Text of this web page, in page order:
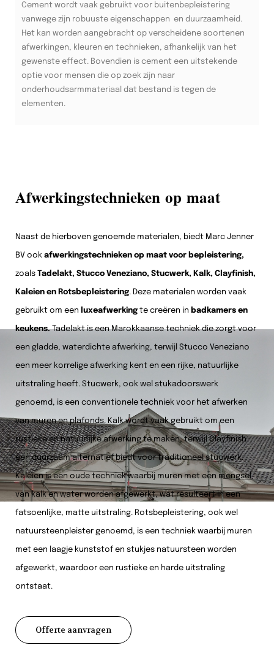
Cement wordt vaak gebruikt voor buitenbepleistering
vanwege zijn robuuste eigenschappen en duurzaamheid.
Het kan worden aangebracht op verscheidene soortenen
afwerkingen, kleuren en technieken, afhankelijk van het
gewenste effect. Bovendien is cement een uitstekende
optie voor mensen die op zoek zijn naar
onderhoudsarmmateriaal dat bestand is tegen de
elementen.
Afwerkingstechnieken op maat
Naast de hierboven genoemde materialen, biedt Marc Jenner
BV ook afwerkingstechnieken op maat voor bepleistering,
zoals Tadelakt, Stucco Veneziano, Stucwerk, Kalk, Clayfinish,
Kaleien en Rotsbepleistering. Deze materialen worden vaak
gebruikt om een luxeafwerking te creëren in badkamers en
keukens.Tadelakt is een Marokkaanse techniek die zorgt voor
een gladde, waterdichte afwerking, terwijl Stucco Veneziano
een meer korrelige afwerking kent en een rijke, natuurlijke
uitstraling heeft. Stucwerk, ook wel stukadoorswerk
genoemd, is een conventionele techniek voor het afwerken
van muren en plafonds. Kalk wordt vaak gebruikt om een
rustieke en natuurlijke afwerking te maken, terwijl Clayfinish
een duurzaam alternatief biedt voor traditioneel stucwerk.
Kaleien is een oude techniek waarbij muren met een mengsel
van kalk en water worden afgewerkt, wat resulteert in een
fatsoenlijke, matte uitstraling. Rotsbepleistering, ook wel
natuursteenpleister genoemd, is een techniek waarbij muren
met een laagje kunststof en stukjes natuursteen worden
afgewerkt, waardoor een rustieke en harde uitstraling
ontstaat.
Offerte aanvragen